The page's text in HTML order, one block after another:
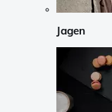
Jagen